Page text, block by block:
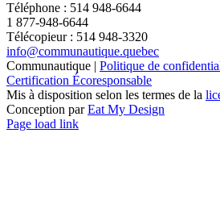
Téléphone : 514 948-6644
1 877-948-6644
Télécopieur : 514 948-3320
info@communautique.quebec
Communautique | Politique de
Certification Écoresponsable
Mis à disposition selon les termes de la
Conception parEat My Design
Facebook
YouTube
LinkedIn
Email
Page load link